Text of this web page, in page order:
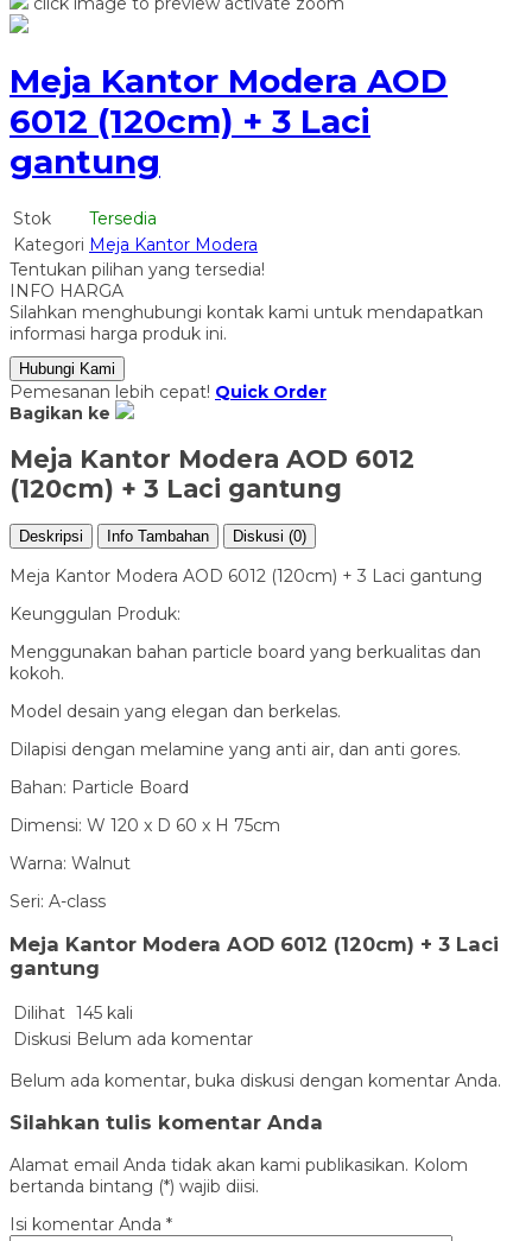
Meja Kantor Modera AOD
6012 (120cm) + 3 Laci
gantung
Stok
Tersedia
Kategori Meja Kantor Modera
Tentukan pilihan yang tersedia!
INFO HARGA
Silahkan menghubungi kontak kami untuk mendapatkan
informasi harga produk ini.
Hubungi Kami
Pemesanan lebih cepat! Quick Order
Bagikan ke
Meja Kantor Modera AOD 6012
(120cm) + 3 Laci gantung
Deskripsi Info Tambahan Diskusi (0)
Meja Kantor Modera AOD 6012 (120cm) + 3 Laci gantung
Keunggulan Produk:
Menggunakan bahan particle board yang berkualitas dan
kokoh.
Model desain yang elegan dan berkelas.
Dilapisi dengan melamine yang anti air, dan anti gores.
Bahan: Particle Board
Dimensi: W 120 x D 60 x H 75cm
Warna: Walnut
Seri: A-class
Meja Kantor Modera AOD 6012 (120cm) + 3 Laci
gantung
Dilihat 145 kali
Diskusi Belum ada komentar
Belum ada komentar, buka diskusi dengan komentar Anda.
Silahkan tulis komentar Anda
Alamat email Anda tidak akan kami publikasikan. Kolom
bertanda bintang (*) wajib diisi.
Isi komentar Anda *